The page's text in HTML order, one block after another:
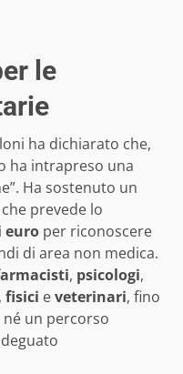
le
ha dichiarato che,
ha intrapreso una
Ha sostenuto un
prevede lo
euro per riconoscere
di area non medica.
, psicologi,
, fisici eveterinari, fino
un percorso